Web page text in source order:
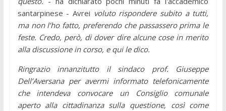
santarpinese - Avrei voluto rispondere subito a tutti,
ma non l’ho fatto, preferendo che passassero prima le
feste. Credo, però, di dover dire alcune cose in merito
alla discussione in corso, e qui le dico.
Ringrazio innanzitutto il sindaco prof. Giuseppe
Dell’Aversana per avermi informato telefonicamente
che intendeva convocare un Consiglio comunale
aperto alla cittadinanza sulla questione, così come